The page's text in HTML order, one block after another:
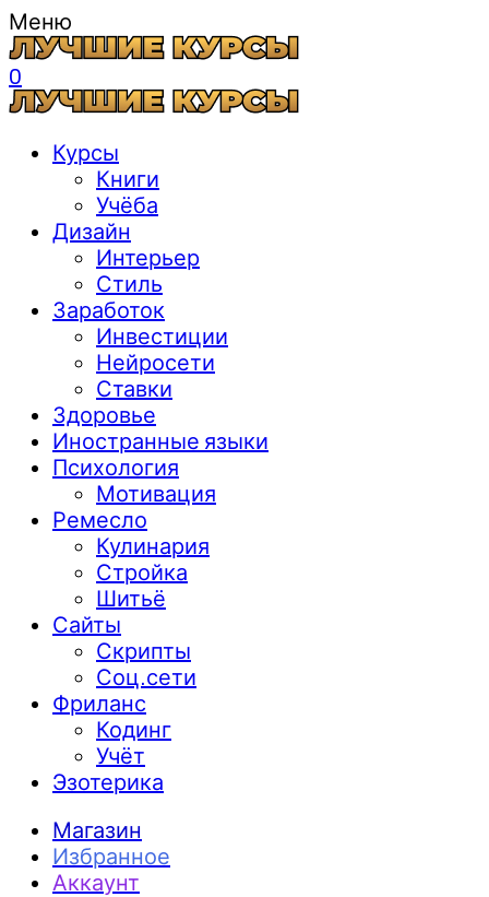
Меню
0
Курсы
Книги
Учёба
Дизайн
Интерьер
Стиль
Заработок
Инвестиции
Нейросети
Ставки
Здоровье
Иностранные языки
Психология
Мотивация
Ремесло
Кулинария
Стройка
Шитьё
Сайты
Скрипты
Соц.сети
Фриланс
Кодинг
Учёт
Эзотерика
Магазин
Избранное
Аккаунт